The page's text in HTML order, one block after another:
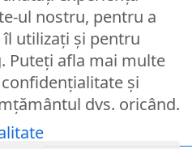
drepturile rezervate. ™
ul nostru, pentru a
utilizați și pentru
Puteți afla mai multe
și
dvs. oricând.